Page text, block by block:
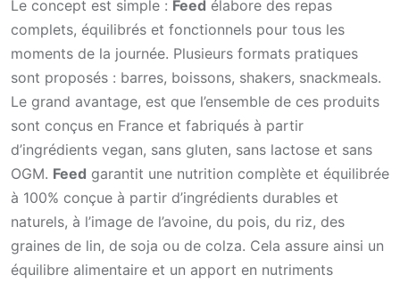
Le concept est simple : Feed élabore des repas
complets, équilibrés et fonctionnels pour tous les
moments de la journée. Plusieurs formats pratiques
sont proposés : barres, boissons, shakers, snackmeals.
Le grand avantage, est que l’ensemble de ces produits
sont conçus en France et fabriqués à partir
d’ingrédients vegan, sans gluten, sans lactose et sans
OGM. Feed garantit une nutrition complète et équilibrée
à 100% conçue à partir d’ingrédients durables et
naturels, à l’image de l’avoine, du pois, du riz, des
graines de lin, de soja ou de colza. Cela assure ainsi un
équilibre alimentaire et un apport en nutriments